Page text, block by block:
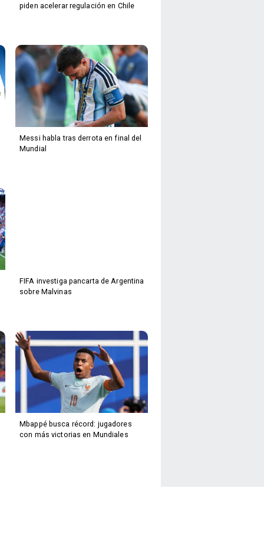
piden acelerar regulación en Chile
Messi habla tras derrota en final del
Mundial
FIFA investiga pancarta de Argentina
sobre Malvinas
Mbappé busca récord: jugadores
con más victorias en Mundiales